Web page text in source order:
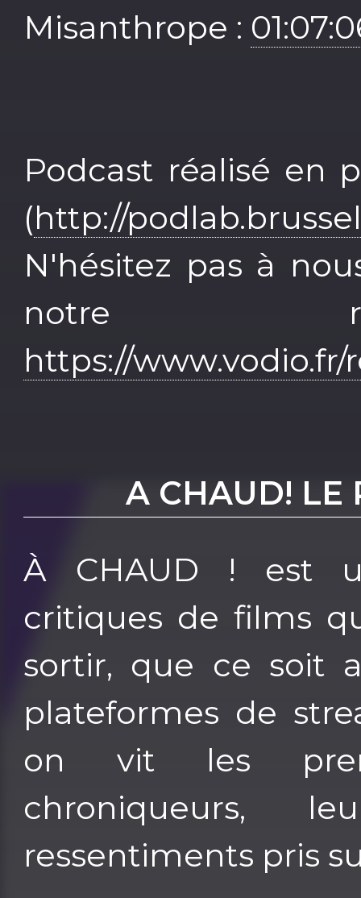
Misanthrope :
Podcast réalisé en
(http://
N'hésitez pas à
notre
https://
A CHAUD! LE
À CHAUD ! est
critiques de films
sortir, que ce soit
plateformes de
on vit les
chroniqueurs,
ressentiments pris